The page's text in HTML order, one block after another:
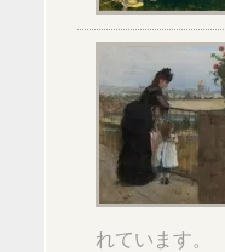
れています。